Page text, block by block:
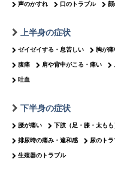
声のかすれ 口のトラブル 顔
上半身の症状
ゼイゼイする・息苦しい 胸が
腹痛 肩や背中がこる・痛い
吐血
下半身の症状
腰が痛い 下肢（足・膝・太も
排尿時の痛み・違和感 尿のト
生殖器のトラブル